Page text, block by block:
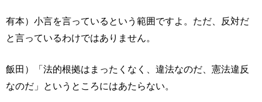
有本）小言を言っているという範囲ですよ。ただ、反対だ
と言っているわけではありません。
飯田）「法的根拠はまったくなく、違法なのだ、憲法違反
なのだ」というところにはあたらない。